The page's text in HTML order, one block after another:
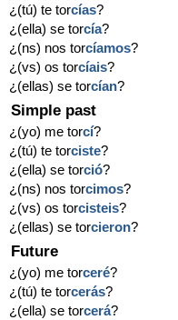
¿(tú) te torcías?
¿(ella) se torcía?
¿(ns) nos torcíamos?
¿(vs) os torcíais?
¿(ellas) se torcían?
Simple past
¿(yo) me torcí?
¿(tú) te torciste?
¿(ella) se torció?
¿(ns) nos torcimos?
¿(vs) os torcisteis?
¿(ellas) se torcieron?
Future
¿(yo) me torceré?
¿(tú) te torcerás?
¿(ella) se torcerá?